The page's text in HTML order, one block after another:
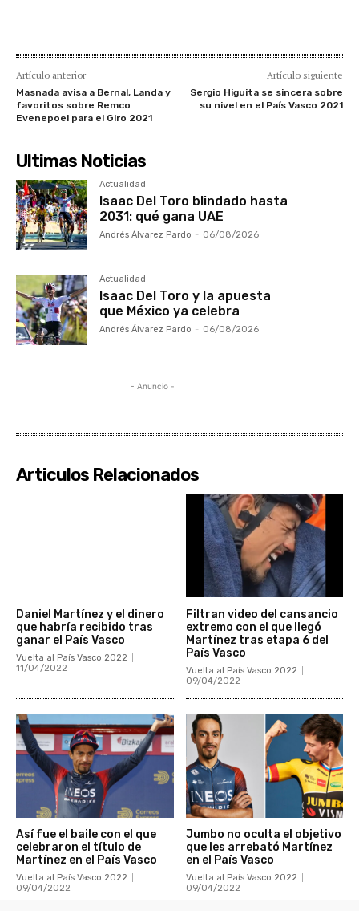
Artículo anterior
Masnada avisa a Bernal, Landa y
favoritos sobre Remco
Evenepoel para el Giro 2021
Artículo siguiente
Sergio Higuita se sincera sobre
su nivel en el País Vasco 2021
Ultimas Noticias
Actualidad
Isaac Del Toro blindado hasta
2031: qué gana UAE
Andrés Álvarez Pardo - 06/08/2026
Actualidad
Isaac Del Toro y la apuesta
que México ya celebra
Andrés Álvarez Pardo - 06/08/2026
- Anuncio -
Articulos Relacionados
Daniel Martínez y el dinero
que habría recibido tras
ganar el País Vasco
Vuelta al País Vasco 2022
11/04/2022
Filtran video del cansancio
extremo con el que llegó
Martínez tras etapa 6 del
País Vasco
Vuelta al País Vasco 2022
09/04/2022
Así fue el baile con el que
celebraron el título de
Martínez en el País Vasco
Vuelta al País Vasco 2022
09/04/2022
Jumbo no oculta el objetivo
que les arrebató Martínez
en el País Vasco
Vuelta al País Vasco 2022
09/04/2022